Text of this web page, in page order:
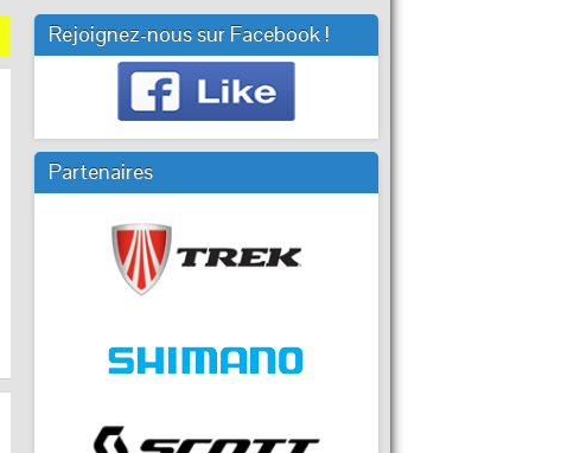
Rejoignez-nous sur Facebook !
Partenaires